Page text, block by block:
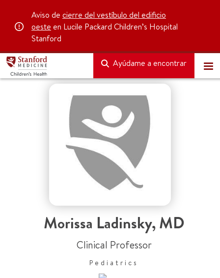
Aviso de cierre del vestíbulo del edificio
oeste en Lucile Packard Children’s Hospital
Stanford
Ayúdame a encontrar
Morissa Ladinsky,MD
Clinical Professor
Pediatrics